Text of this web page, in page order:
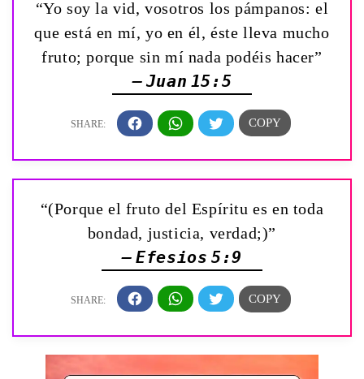
“Yo soy la vid, vosotros los pámpanos: el
que está en mí, yo en él, éste lleva mucho
fruto; porque sin mí nada podéis hacer”
— Juan 15:5
“(Porque el fruto del Espíritu es en toda
bondad, justicia, verdad;)”
— Efesios 5:9